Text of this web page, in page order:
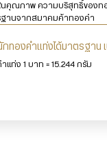
นคุณภาพ ความบริสุทธิ์ของท
านจากสมาคมค้าทองคำ
กทองคําแท่งได้มาตรฐาน
แท่ง 1 บาท = 15.244 กรัม